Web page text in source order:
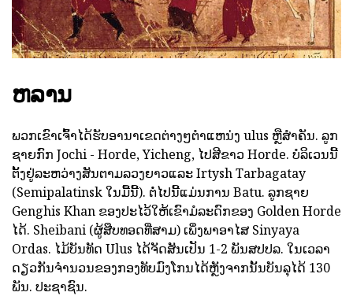
ຫລານ
ພວກເຂົາເຈົ້າໄດ້ຮັບອານາເຂດຕ່າງໆຕໍາແຫນ່ງ ulus ຫຼືສໍາຄັນ. ລູກ
ຊາຍກົກ Jochi - Horde, Yicheng, ໄປສີຂາວ Horde. ບໍລິເວນນີ້
ຕັ້ງຢູ່ລະຫວ່າງສັນຕາມລວງຍາວແລະ Irtysh Tarbagatay
(Semipalatinsk ໃນມື້ນີ້). ຕໍ່ໄປນີ້ແມ່ນການ Batu. ລູກຊາຍ
Genghis Khan ຂອງປະໄວ້ໃຫ້ເຂົາມໍລະດົກຂອງ Golden Horde
ໄດ້. Sheibani (ຜູ້ສືບທອດທີ່ສາມ) ເພິ່ງພາອາໄສ Sinyaya
Ordas. ໄມ້ບັນທັດ Ulus ໄດ້ຈັດສັນເປັນ 1-2 ພັນສປປລ. ໃນເວລາ
ດຽວກັນຈໍານວນຂອງກອງທັບມົງໂກນໄດ້ຫຼັງຈາກນັ້ນບັນລຸໄດ້ 130
ພັນ. ປະຊາຊົນ.